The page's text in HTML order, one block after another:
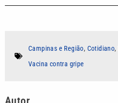
Campinas e Região, Cotidiano,
Vacina contra gripe